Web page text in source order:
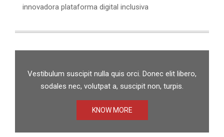
innovadora plataforma digital inclusiva
Vestibulum suscipit nulla quis orci. Donec elit libero,
sodales nec, volutpat a, suscipit non, turpis.
KNOW MORE